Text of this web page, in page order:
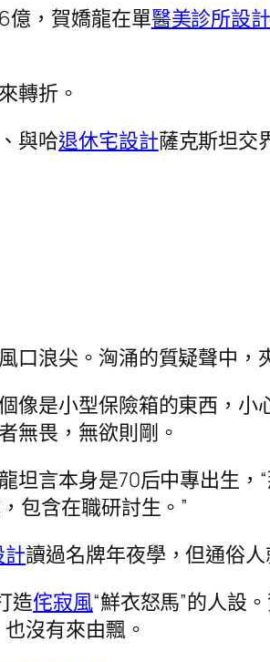
億，賀嬌龍在單醫美診所設計
轉折。
與哈退休宅設計薩克斯坦交
口浪尖。洶涌的質疑聲中，
像是小型保險箱的東西，
無畏，無欲則剛。
坦言本身是70后中專出生
包含在職研討生。”
計讀過名牌年夜學，但通俗
造侘寂風“鮮衣怒馬”的人設
沒有來由飄。